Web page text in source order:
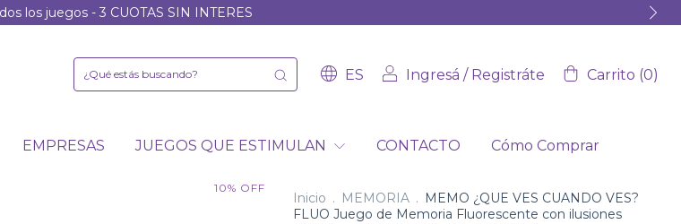
los juegos - 3 CUOTAS SIN INTERES
ES Ingresá / Registráte Carrito (0)
EMPRESAS JUEGOS QUE ESTIMULAN CONTACTO Cómo Comprar
10% OFF
Inicio . MEMORIA . MEMO ¿QUE VES CUANDO VES?
FLUO Juego de Memoria Fluorescente con ilusiones